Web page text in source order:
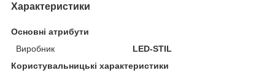
Характеристики
Основні атрибути
Виробник
LED-STIL
Користувальницькі характеристики